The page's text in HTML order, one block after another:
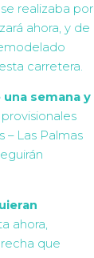
realizaba por
ahora, y de
carretera.
semana y
– Las Palmas
ahora,
que